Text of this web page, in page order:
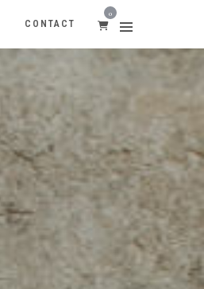
CONTACT
0